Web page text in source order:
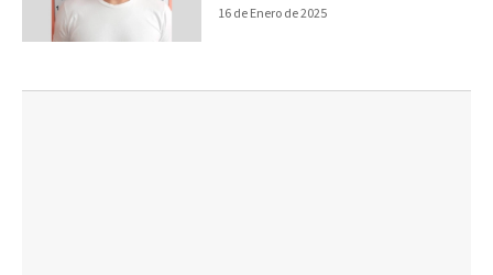
16 de Enero de 2025